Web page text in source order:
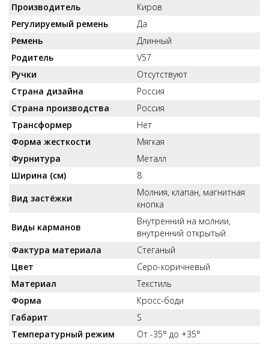
Производитель
Киров
Регулируемый ремень
Да
Ремень
Длинный
Родитель
V57
Ручки
Отсутствуют
Страна дизайна
Россия
Страна производства
Россия
Трансформер
Нет
Форма жесткости
Мягкая
Фурнитура
Металл
Ширина (см)
8
Вид застёжки
Молния, клапан, магнитная
кнопка
Виды карманов
Внутренний на молнии,
внутренний открытый
Фактура материала
Стеганый
Цвет
Серо-коричневый
Материал
Текстиль
Форма
Кросс-боди
Габарит
S
Температурный режим
От -35° до +35°